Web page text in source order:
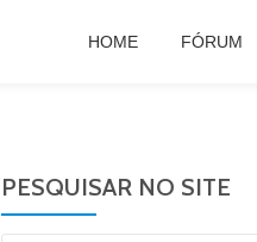
HOME FÓRUM
PESQUISAR NO SITE